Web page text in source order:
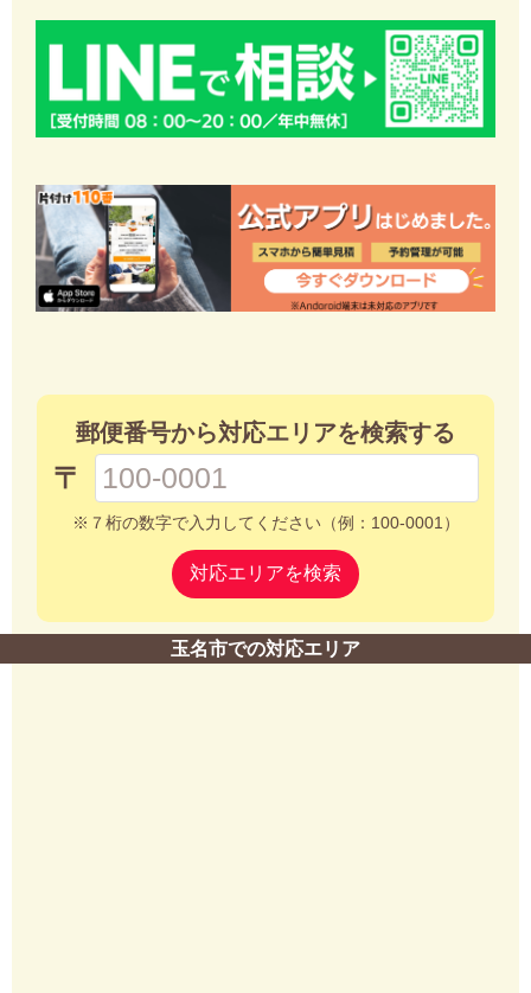
郵便番号から対応エリアを検索する
〒
※７桁の数字で入力してください（例：100-0001）
対応エリアを検索
玉名市での対応エリア